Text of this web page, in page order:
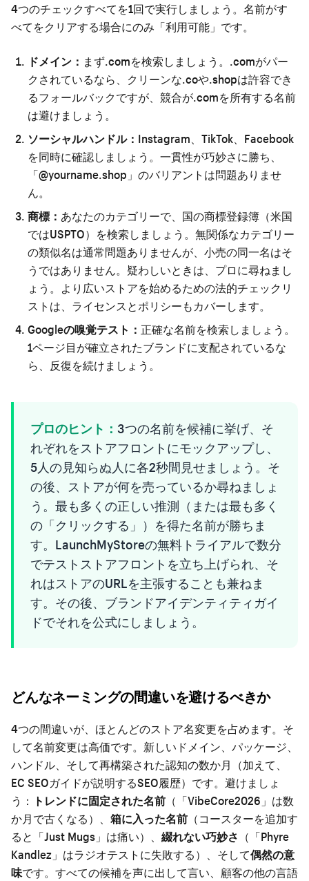
4つのチェックすべてを1回で実行しましょう。名前がす
べてをクリアする場合にのみ「利用可能」です。
ドメイン： まず.comを検索しましょう。.comがパー
クされているなら、クリーンな.coや.shopは許容でき
るフォールバックですが、競合が.comを所有する名前
は避けましょう。
ソーシャルハンドル： Instagram、TikTok、Facebook
を同時に確認しましょう。一貫性が巧妙さに勝ち、
「@yourname.shop」のバリアントは問題ありませ
ん。
商標： あなたのカテゴリーで、国の商標登録簿（米国
ではUSPTO）を検索しましょう。無関係なカテゴリー
の類似名は通常問題ありませんが、小売の同一名はそ
うではありません。疑わしいときは、プロに尋ねまし
ょう。より広いストアを始めるための法的チェックリ
スト は、ライセンスとポリシーもカバーします。
Googleの嗅覚テスト： 正確な名前を検索しましょう。
1ページ目が確立されたブランドに支配されているな
ら、反復を続けましょう。
プロのヒント： 3つの名前を候補に挙げ、そ
れぞれをストアフロントにモックアップし、
5人の見知らぬ人に各2秒間見せましょう。そ
の後、ストアが何を売っているか尋ねましょ
う。最も多くの正しい推測（または最も多く
の「クリックする」）を得た名前が勝ちま
す。LaunchMyStoreの無料トライアルで数分
でテストストアフロントを立ち上げられ、そ
れはストアのURLを主張することも兼ねま
す。その後、 ブランドアイデンティティガイ
ドでそれを公式にしましょう。
どんなネーミングの間違いを避けるべきか
4つの間違いが、ほとんどのストア名変更を占めます。そ
して名前変更は高価です。新しいドメイン、パッケージ、
ハンドル、そして再構築された認知の数か月（加えて、
EC SEOガイドが説明するSEO履歴）です。避けましょ
う：
トレンドに固定された名前 （「VibeCore2026」は数
か月で古くなる）、 箱に入った名前 （コースターを追加す
ると「Just Mugs」は痛い）、 綴れない巧妙さ （「Phyre
Kandlez」はラジオテストに失敗する）、そして偶然の意
味です。すべての候補を声に出して言い、顧客の他の言語